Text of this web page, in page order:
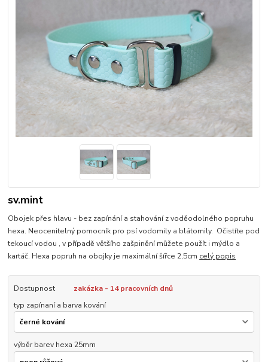
sv.mint
Obojek přes hlavu - bez zapínání a stahování z voděodolného popruhu
hexa. Neocenitelný pomocník pro psí vodomily a blátomily. Očistíte pod
tekoucí vodou , v případě většího zašpinění můžete použít i mýdlo a
kartáč. Hexa popruh na obojky je maximální šířce 2,5cm celý popis
Dostupnost
zakázka - 14 pracovních dnů
typ zapínaní a barva kování
výběr barev hexa 25mm